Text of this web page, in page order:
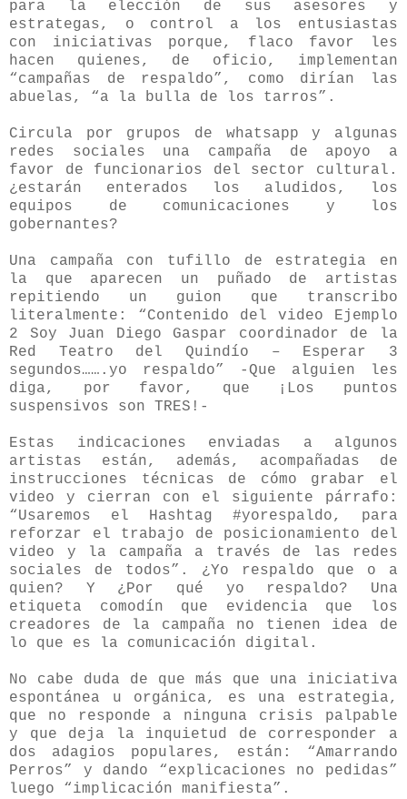
para la elección de sus asesores y
estrategas, o control a los entusiastas
con iniciativas porque, flaco favor les
hacen quienes, de oficio, implementan
“campañas de respaldo”, como dirían las
abuelas, “a la bulla de los tarros”.
Circula por grupos de whatsapp y algunas
redes sociales una campaña de apoyo a
favor de funcionarios del sector cultural.
¿estarán enterados los aludidos, los
equipos de comunicaciones y los
gobernantes?
Una campaña con tufillo de estrategia en
la que aparecen un puñado de artistas
repitiendo un guion que transcribo
literalmente: “Contenido del video Ejemplo
2 Soy Juan Diego Gaspar coordinador de la
Red Teatro del Quindío – Esperar 3
segundos…….yo respaldo” -Que alguien les
diga, por favor, que ¡Los puntos
suspensivos son TRES!-
Estas indicaciones enviadas a algunos
artistas están, además, acompañadas de
instrucciones técnicas de cómo grabar el
video y cierran con el siguiente párrafo:
“Usaremos el Hashtag #yorespaldo, para
reforzar el trabajo de posicionamiento del
video y la campaña a través de las redes
sociales de todos”. ¿Yo respaldo que o a
quien? Y ¿Por qué yo respaldo? Una
etiqueta comodín que evidencia que los
creadores de la campaña no tienen idea de
lo que es la comunicación digital.
No cabe duda de que más que una iniciativa
espontánea u orgánica, es una estrategia,
que no responde a ninguna crisis palpable
y que deja la inquietud de corresponder a
dos adagios populares, están: “Amarrando
Perros” y dando “explicaciones no pedidas”
luego “implicación manifiesta”.